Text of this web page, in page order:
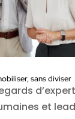
sans diviser
et